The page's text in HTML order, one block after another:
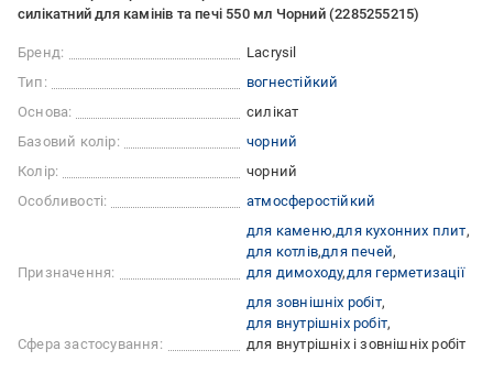
силікатний для камінів та печі 550 мл Чорний (2285255215)
Бренд:
Lacrysil
Тип:
вогнестійкий
Основа:
силікат
Базовий колір:
чорний
Колір:
чорний
Особливості:
атмосферостійкий
Призначення:
для каменю для кухонних плит
для котлів для печей
для димоходу для герметизації
Сфера застосування:
для зовнішніх робіт
для внутрішніх робіт
для внутрішніх і зовнішніх робіт